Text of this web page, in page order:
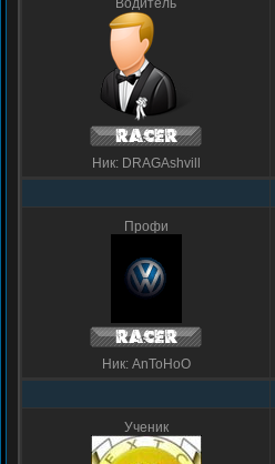
Водитель
Ник: DRAGAshvill
Профи
Ник: AnToHoO
Ученик